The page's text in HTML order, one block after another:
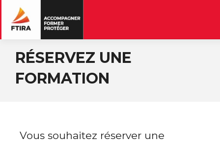
RÉSERVEZ UNE
FORMATION
Vous souhaitez réserver une